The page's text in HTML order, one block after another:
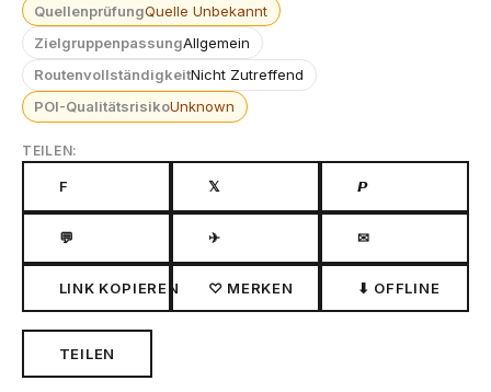
QuellenprüfungQuelle Unbekannt
ZielgruppenpassungAllgemein
RoutenvollständigkeitNicht Zutreffend
POI-QualitätsrisikoUnknown
TEILEN:
F 𝕏 𝙋
💬 ✈ ✉
LINK KOPIEREN ♡ MERKEN ⬇ OFFLINE
TEILEN